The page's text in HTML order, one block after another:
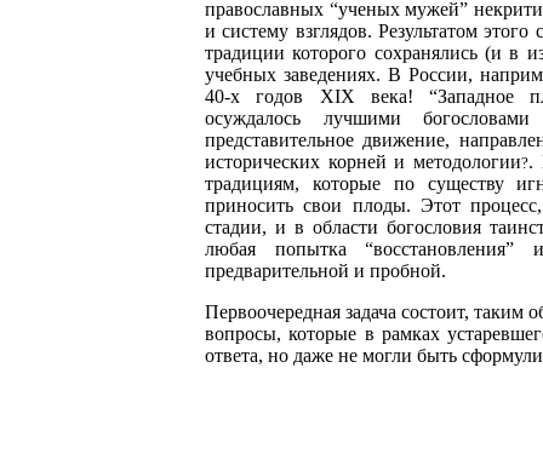
православных “ученых мужей”
и систему взглядов. Результатом
традиции которого сохранялись (и в
учебных заведениях. В России,
40-х годов XIX века! “Западное
осуждалось лучшими
представительное движение,
исторических корней и методологии?.
традициям, которые по существу
приносить свои плоды. Этот
стадии, и в области богословия
любая попытка “восстановления”
предварительной и пробной.
Первоочередная задача состоит, таким
вопросы, которые в рамках
ответа, но даже не могли быть